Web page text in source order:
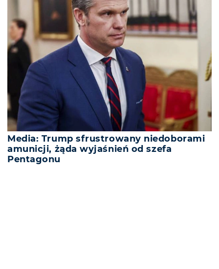
Media: Trump sfrustrowany niedoborami
amunicji, żąda wyjaśnień od szefa
Pentagonu